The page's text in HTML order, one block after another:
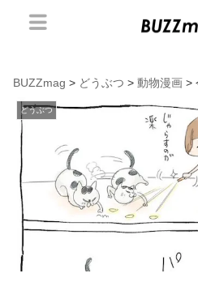
BUZZmag > どうぶつ > 動物漫画 >
どうぶつ